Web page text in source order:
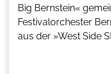
Big Bernstein«
Festivalorchester
aus der »West Side